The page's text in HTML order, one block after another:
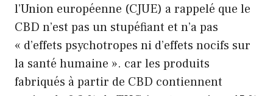
l’Union européenne (CJUE) a rappelé que le
CBD n’est pas un stupéfiant et n’a pas
« d’effets psychotropes ni d’effets nocifs sur
la santé humaine ». car les produits
fabriqués à partir de CBD contiennent